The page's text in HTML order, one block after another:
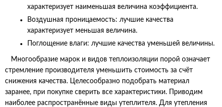
характеризует наименьшая величина коэффициента.
Воздушная проницаемость: лучшие качества
характеризует меньшая величина.
Поглощение влаги: лучшие качества уменьшей величины.
Многообразие марок и видов теплоизоляции порой означает
стремление производителя уменьшить стоимость за счёт
снижения качества. Целесообразно подобрать материал
заранее, при покупке сверить все характеристики. Приводим
наиболее распространённые виды утеплителя. Для утепления